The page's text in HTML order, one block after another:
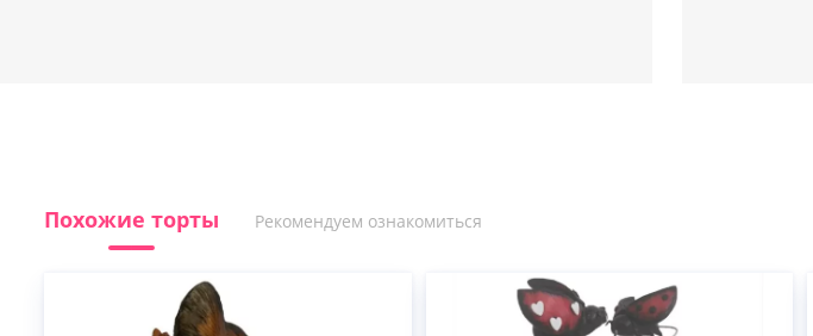
Похожие торты Рекомендуем ознакомиться